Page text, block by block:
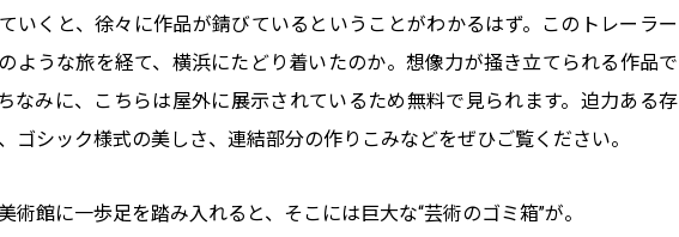
いくと、徐々に作品が錆びているということがわかるはず。このトレーラー
ような旅を経て、横浜にたどり着いたのか――。想像力が掻き立てられる作品で
なみに、こちらは屋外に展示されているため無料で見られます。迫力ある存
ゴシック様式の美しさ、連結部分の作りこみなどをぜひご覧ください。
術館に一歩足を踏み入れると、そこには巨大な“芸術のゴミ箱”が。